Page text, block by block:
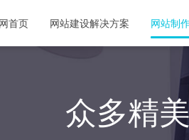
首页 网站建设解决方案 网站制
众多精